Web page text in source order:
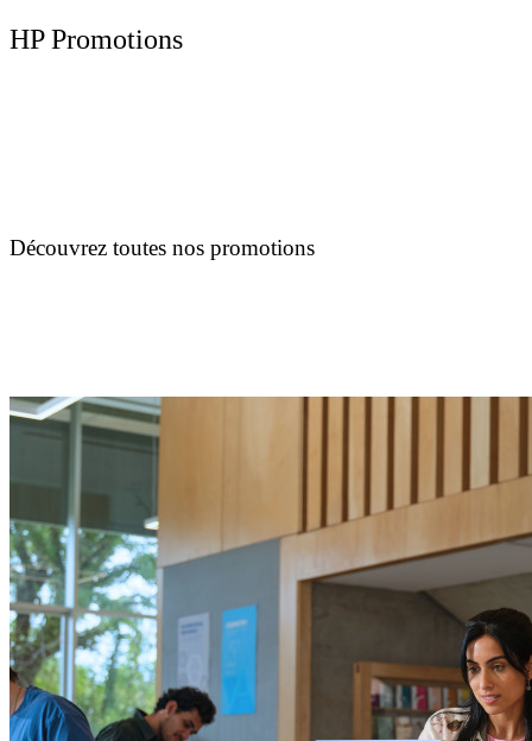
HP Promotions
Découvrez toutes nos promotions